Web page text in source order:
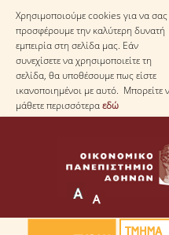
Χρησιμοποιούμε cookies για να σας
προσφέρουμε την καλύτερη δυνατή
εμπειρία στη σελίδα μας. Εάν
συνεχίσετε να χρησιμοποιείτε τη
σελίδα, θα υποθέσουμε πως είστε
ικανοποιημένοι με αυτό. Μπορείτε
μάθετε περισσότεραεδώ